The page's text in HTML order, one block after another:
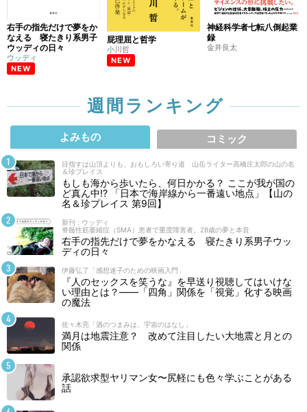
右手の指先だけで夢をか
なえる 寝たきり系男子
ウッディの日々
ウッディ
NEW
屁理屈と哲学
小川哲
NEW
神経科学者七転八倒起業
録
金井良太
週間ランキング
よみもの コミック
目指すは山頂よりも、おもしろい寄り道 山岳ライター高橋庄太郎の山の名
＆珍プレイス
もしも海から歩いたら、何日かかる？ ここが我が国の
ど真ん中!? 「日本で海岸線から一番遠い地点」【山の
名＆珍プレイス 第9回】
新刊 : ウッディ
脊髄性筋萎縮症（SMA）患者で重度障害者。28歳の夢と本音
右手の指先だけで夢をかなえる 寝たきり系男子ウッ
ディの日々
伊藤弘了「感想迷子のための映画入門」
『人のセックスを笑うな』を早送り視聴してはいけな
い理由とは？――「四角」関係を「視覚」化する映画
の魔法
佐々木亮「酒のつまみは、宇宙のはなし」
満月は地震注意？ 改めて注目したい大地震と月との
関係
承認欲求型ヤリマン女〜尻軽にも色々学ぶことがある
話